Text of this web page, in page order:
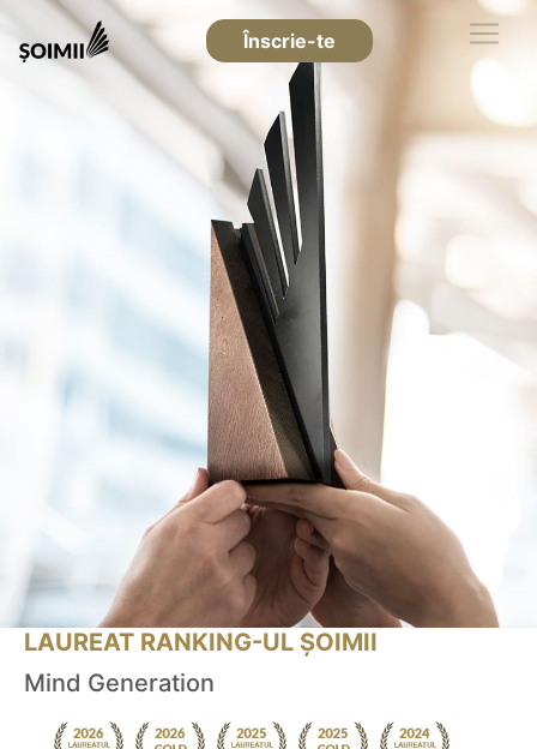
Înscrie-te
LAUREAT RANKING-UL ȘOIMII
Mind Generation